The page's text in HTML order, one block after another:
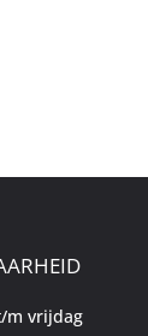
m vrijdag